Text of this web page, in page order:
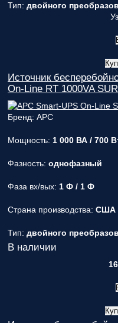
Тип: двойного
Источник
On-Line RT 1000VA
Бренд: APC
Мощность: 1 000 ВА / 700
Фазность: однофазный
Фаза вх/вых: 1 Ф / 1 Ф
Страна производства: США
Тип: двойного
В наличии